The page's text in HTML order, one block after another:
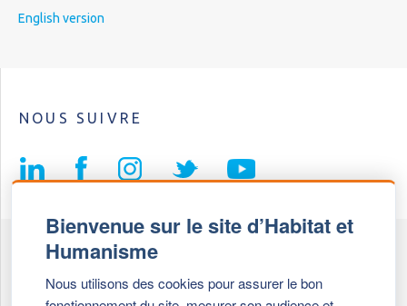
Bienvenue sur le site d’Habitat et
Humanisme
Nous utilisons des cookies pour assurer le bon
English version
NOUS SUIVRE